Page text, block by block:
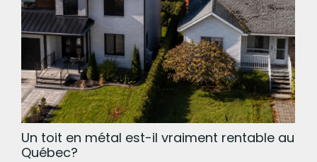
Un toit en métal est-il vraiment rentable au
Québec?